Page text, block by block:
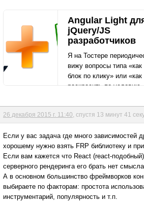
Angular Light
jQuery/JS
разработчиков
Я на Тостере
вижу вопросы типа «как
блок по клику» или «как
раскрасить по
«приема» которы
habrahabr.ru
26 декабря 2015 г. 11:40 , спустя 13 минут 41
Если у вас задача где много зависимостей
хорошему нужно взять FRP библиотеку и
Если вам кажется что React (react-
серверного рендеринга его брать нет
А в основном большинство фреймворков
выбираете по факторам: простота
инструментарий, популярность и т.п.